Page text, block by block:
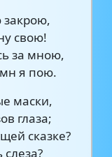
закрою,
свою!
за мною,
я пою.
маски,
глаза;
сказке?